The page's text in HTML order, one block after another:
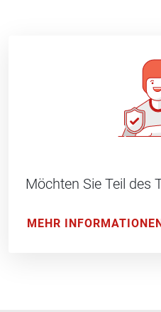
Möchten Sie Teil des
MEHR INFORMATIONEN